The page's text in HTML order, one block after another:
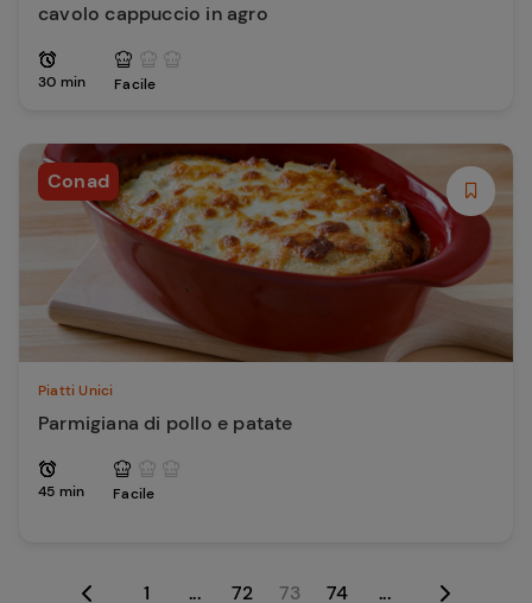
cavolo cappuccio in agro
30 min Facile
Conad
Piatti Unici
Parmigiana di pollo e patate
45 min Facile
1 ... 72 73 74 ...